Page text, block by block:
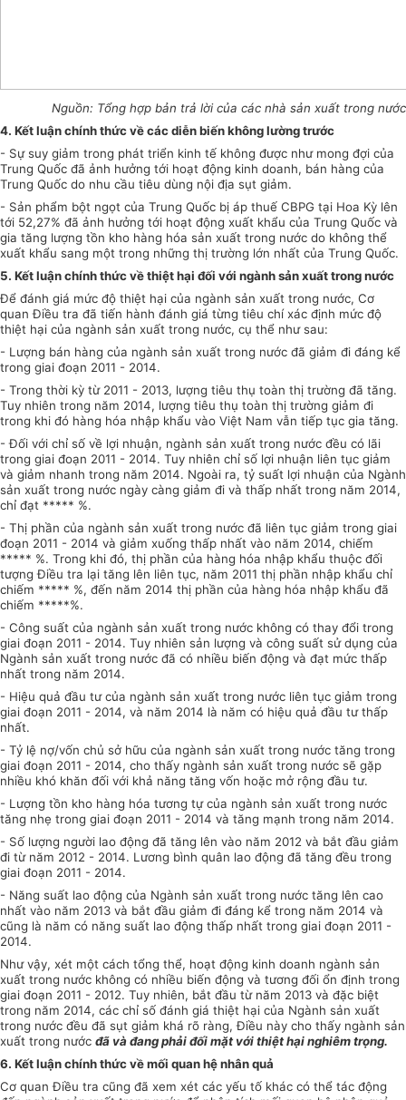
Nguồn: Tổng hợp bản trả lời của các nhà sản xuất trong nước
4. Kết luận chính thức về các diễn biến khônglườngtrước
- Sự suy giảm trong phát triển kinh tế không được như mong đợi của
Trung Quốc đã ảnh hưởng tới hoạt động kinh doanh, bán hàng của
Trung Quốc do nhu cầu tiêu dùng nội địa sụt giảm.
- Sản phẩm bột ngọt của Trung Quốc bị áp thuế CBPG tại Hoa Kỳ lên
tới 52,27% đã ảnh hưởng tới hoạt động xuất khẩu của Trung Quốc và
gia tăng lượng tồn kho hàng hóa sản xuất trong nước do không thể
xuất khẩu sang một trong những thị trường lớn nhất của Trung Quốc.
5. Kết luận chính thức về thiệt hại đối với ngành sản xuất trong nước
Để đánh giá mức độ thiệt hại của ngành sản xuất trong nước, Cơ
quan Điều tra đã tiến hành đánh giá từng tiêu chí xác định mức độ
thiệt hại của ngành sản xuất trong nước, cụ thể như sau:
- Lượng bán hàng của ngành sản xuất trong nước đã giảm đi đáng kể
trong giai đoạn 2011 - 2014.
- Trong thời kỳ từ 2011 - 2013, lượng tiêu thụ toàn thị trường đã tăng.
Tuy nhiên trong năm 2014, lượng tiêu thụ toàn thị trường giảm đi
trong khi đó hàng hóa nhập khẩu vào Việt Nam vẫn tiếp tục gia tăng.
- Đối với chỉ số về lợi nhuận, ngành sản xuất trong nước đều có lãi
trong giai đoạn 2011 - 2014. Tuy nhiên chỉ số lợi nhuận liên tục giảm
và giảm nhanh trong năm 2014. Ngoài ra, tỷ suất lợi nhuận của Ngành
sản xuất trong nước ngày càng giảm đi và thấp nhất trong năm 2014,
chỉ đạt ***** %.
- Thị phần của ngành sản xuất trong nước đã liên tục giảm trong giai
đoạn 2011 - 2014 và giảm xuống thấp nhất vào năm 2014, chiếm
***** %. Trong khi đó, thị phần của hàng hóa nhập khẩu thuộc đối
tượng Điều tra lại tăng lên liên tục, năm 2011 thị phần nhập khẩu chỉ
chiếm ***** %, đến năm 2014 thị phần của hàng hóa nhập khẩu đã
chiếm *****%.
- Công suất của ngành sản xuất trong nước không có thay đổi trong
giai đoạn 2011 - 2014. Tuy nhiên sản lượng và công suất sử dụng của
Ngành sản xuất trong nước đã có nhiều biến động và đạt mức thấp
nhất trong năm 2014.
- Hiệu quả đầu tư của ngành sản xuất trong nước liên tục giảm trong
giai đoạn 2011 - 2014, và năm 2014 là năm có hiệu quả đầu tư thấp
nhất.
- Tỷ lệ nợ/vốn chủ sở hữu của ngành sản xuất trong nước tăng trong
giai đoạn 2011 - 2014, cho thấy ngành sản xuất trong nước sẽ gặp
nhiều khó khăn đối với khả năng tăng vốn hoặc mở rộng đầu tư.
- Lượng tồn kho hàng hóa tương tự của ngành sản xuất trong nước
tăng nhẹ trong giai đoạn 2011 - 2014 và tăng mạnh trong năm 2014.
- Số lượng người lao động đã tăng lên vào năm 2012 và bắt đầu giảm
đi từ năm 2012 - 2014. Lương bình quân lao động đã tăng đều trong
giai đoạn 2011 - 2014.
- Năng suất lao động của Ngành sản xuất trong nước tăng lên cao
nhất vào năm 2013 và bắt đầu giảm đi đáng kể trong năm 2014 và
cũng là năm có năng suất lao động thấp nhất trong giai đoạn 2011 -
2014.
Như vậy, xét một cách tổng thể, hoạt động kinh doanh ngành sản
xuất trong nước không có nhiều biến động và tương đối ổn định trong
giai đoạn 2011 - 2012. Tuy nhiên, bắt đầu từ năm 2013 và đặc biệt
trong năm 2014, các chỉ số đánh giá thiệt hại của Ngành sản xuất
trong nước đều đã sụt giảm khá rõ ràng, Điều này cho thấy ngành sản
xuất trong nước đã và đang phải đối mặt với thiệt hại nghiêm trọng.
6. Kết luận chính thức về mối quan hệ nhân quả
Cơ quan Điều tra cũng đã xem xét các yếu tố khác có thể tác động